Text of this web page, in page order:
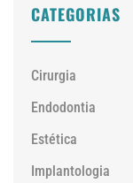
CATEGORIAS
Cirurgia
Endodontia
Estética
Implantologia